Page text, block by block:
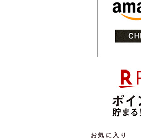
お気に入り